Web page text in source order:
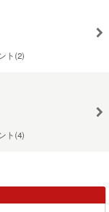
ト(2)
ト(4)